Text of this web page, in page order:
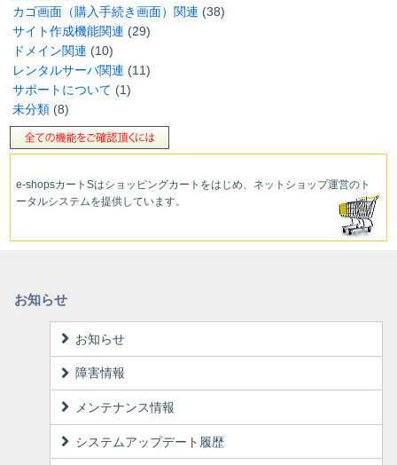
カゴ画面（購入手続き画面）関連 (38)
サイト作成機能関連 (29)
ドメイン関連 (10)
レンタルサーバ関連 (11)
サポートについて (1)
未分類(8)
e-shopsカートSはショッピングカートをはじめ、ネットショップ運営のト
ータルシステムを提供しています。
お知らせ
お知らせ
障害情報
メンテナンス情報
システムアップデート履歴